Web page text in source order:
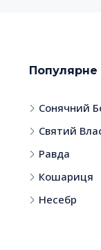
Популярне
Сонячний
Святий
Равда
Кошариця
Несебр